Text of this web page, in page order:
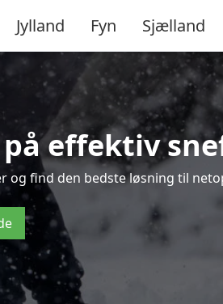
Jylland Fyn Sjælland
effektiv
og find den bedste løsning til